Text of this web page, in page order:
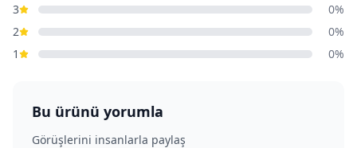
3
0%
2
0%
1
0%
Bu ürünü yorumla
Görüşlerini insanlarla paylaş